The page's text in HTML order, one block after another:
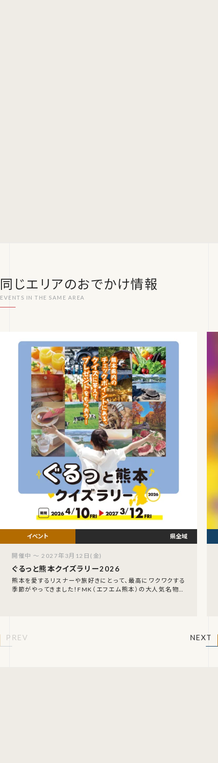
同じエリアのおでかけ情報
ぐるっと熊本クイズラリー2026
熊本を愛するリスナーや旅好きにとって、最高にワクワクする
季節がやってきました！FMK（エフエム熊本）の大人気名物企
県全域
開催中 ～ 2027年3月12日(金)
PREV NEXT